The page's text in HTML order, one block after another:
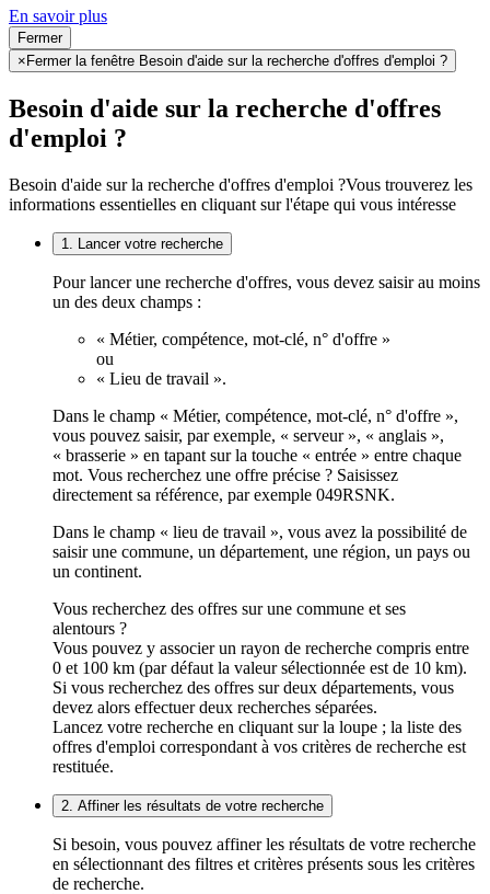
En savoir plus
Fermer
×Fermer la fenêtre Besoin d'aide sur la recherche d'offres d'emploi ?
Besoin d'aide sur la recherche d'offres
d'emploi ?
Besoin d'aide sur la recherche d'offres d'emploi ?Vous trouverez les
informations essentielles en cliquant sur l'étape qui vous intéresse
1. Lancer votre recherche
Pour lancer une recherche d'offres, vous devez saisir au moins
un des deux champs :
« Métier, compétence, mot-clé, n° d'offre »
ou
« Lieu de travail ».
Dans le champ « Métier, compétence, mot-clé, n° d'offre »,
vous pouvez saisir, par exemple, « serveur », « anglais »,
« brasserie » en tapant sur la touche « entrée » entre chaque
mot. Vous recherchez une offre précise ? Saisissez
directement sa référence, par exemple 049RSNK.
Dans le champ « lieu de travail », vous avez la possibilité de
saisir une commune, un département, une région, un pays ou
un continent.
Vous recherchez des offres sur une commune et ses
alentours ?
Vous pouvez y associer un rayon de recherche compris entre
0 et 100 km (par défaut la valeur sélectionnée est de 10 km).
Si vous recherchez des offres sur deux départements, vous
devez alors effectuer deux recherches séparées.
Lancez votre recherche en cliquant sur la loupe ; la liste des
offres d'emploi correspondant à vos critères de recherche est
restituée.
2. Affiner les résultats de votre recherche
Si besoin, vous pouvez affiner les résultats de votre recherche
en sélectionnant des filtres et critères présents sous les critères
de recherche.